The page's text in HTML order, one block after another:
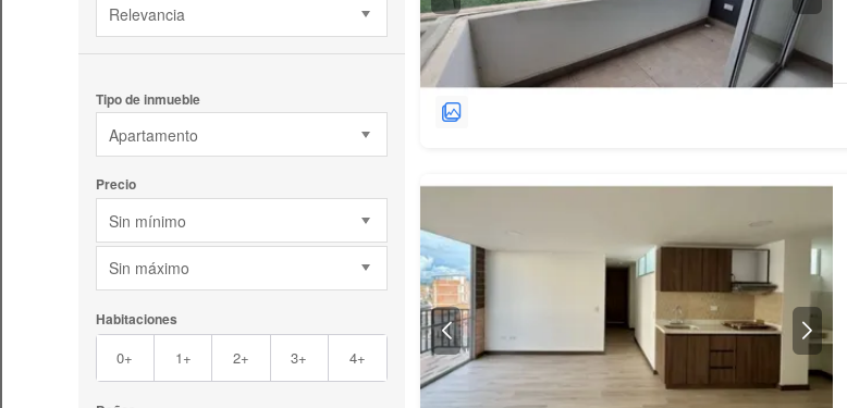
Relevancia
Tipo de inmueble
Apartamento
Precio
Sin mínimo
Sin máximo
Habitaciones
0+ 1+ 2+ 3+ 4+